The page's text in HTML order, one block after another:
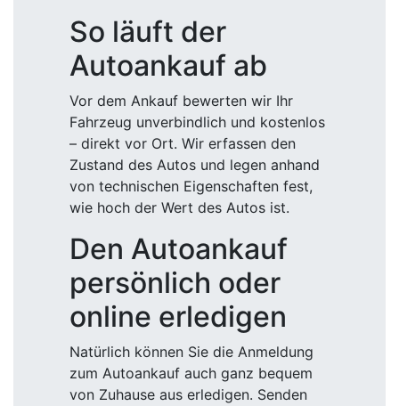
So läuft der
Autoankauf ab
Vor dem Ankauf bewerten wir Ihr
Fahrzeug unverbindlich und kostenlos
– direkt vor Ort. Wir erfassen den
Zustand des Autos und legen anhand
von technischen Eigenschaften fest,
wie hoch der Wert des Autos ist.
Den Autoankauf
persönlich oder
online erledigen
Natürlich können Sie die Anmeldung
zum Autoankauf auch ganz bequem
von Zuhause aus erledigen. Senden